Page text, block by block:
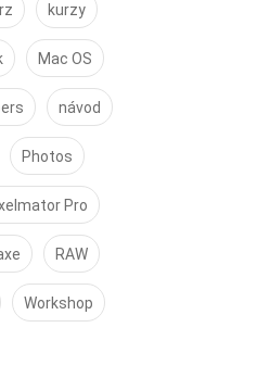
kurzy
Mac OS
návod
Photos
Pro
RAW
Workshop